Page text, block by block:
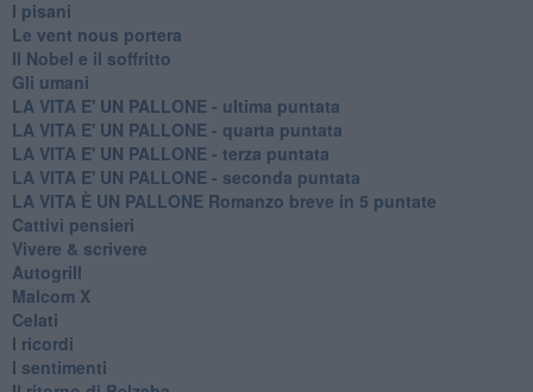
I pisani
Le vent nous portera
Il Nobel e il soffritto
Gli umani
LA VITA E' UN PALLONE - ultima puntata
LA VITA E' UN PALLONE - quarta puntata
LA VITA E' UN PALLONE - terza puntata
LA VITA E' UN PALLONE - seconda puntata
LA VITA È UN PALLONE Romanzo breve in 5 puntate
Cattivi pensieri
Vivere & scrivere
Autogrill
Malcom X
Celati
I ricordi
I sentimenti